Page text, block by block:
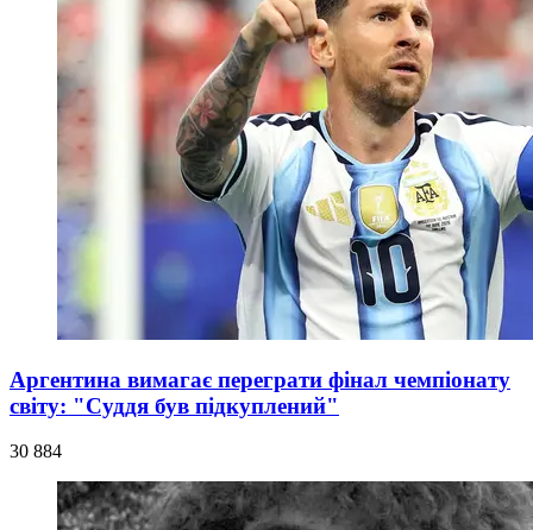
Аргентина вимагає переграти фінал чемпіонату
світу: "Суддя був підкуплений"
30 884